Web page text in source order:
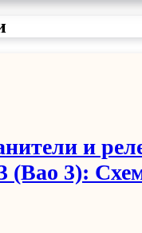
и
(Bao 3):